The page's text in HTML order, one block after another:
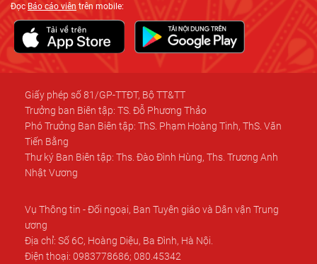
ĐọcBáo cáo viên trên mobile:
Giấy phép số 81/GP-TTĐT, Bộ TT&TT
Trưởng ban Biên tập: TS. Đỗ Phương Thảo
Phó Trưởng Ban Biên tập: ThS. Phạm Hoàng Tinh, ThS. Văn
Tiến Bằng
Thư ký Ban Biên tập: Ths. Đào Đình Hùng, Ths. Trương Anh
Nhật Vương
Vụ Thông tin - Đối ngoại, Ban Tuyên giáo và Dân vận Trung
ương
Địa chỉ: Số 6C, Hoàng Diệu, Ba Đình, Hà Nội.
Điện thoại: 0983778686; 080.45342